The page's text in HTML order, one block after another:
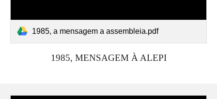
1985, a mensagem a assembleia.pdf
1985, MENSAGEM À ALEPI